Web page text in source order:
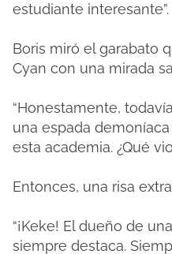
estudiante interesante”.
Boris miró el garabato
Cyan con una mirada
“Honestamente,
una espada
esta academia. ¿Qué
Entonces, una risa
“¡Keke! El dueño de
siempre destaca.